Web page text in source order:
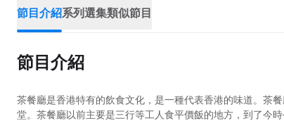
節目介紹系列選集類似節目
節目介紹
茶餐廳是香港特有的飲食文化，是一種代表香港的味道。茶
堂。茶餐廳以前主要是三行等工人食平價飯的地方，到了今